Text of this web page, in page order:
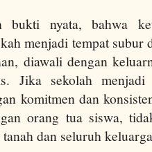
bukti nyata, bahwa
menjadi tempat subur
diawali dengan
Jika sekolah
komitmen dan
orang tua siswa,
dan seluruh